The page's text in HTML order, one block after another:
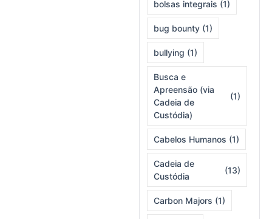
bolsas integrais (1)
bug bounty (1)
bullying (1)
Busca e
Apreensão (via
Cadeia de
Custódia)
(1)
Cabelos Humanos (1)
Cadeia de
Custódia
(13)
Carbon Majors (1)